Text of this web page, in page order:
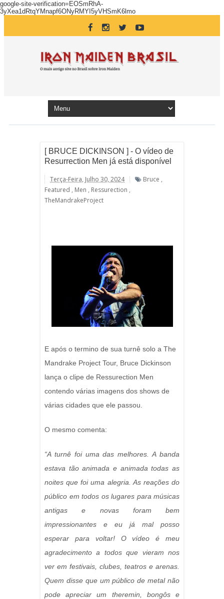
google-site-verification=EOSmRhA-
3yXea1dRtqYMnapf6ONyRMYI5yVHSmK6lmo
[ BRUCE DICKINSON ] - O vídeo de
Resurrection Men já está disponível
Terça-Feira, Julho 30, 2024 Bruce ,
Featured , Men , Ressurection ,
TheMandrakeProject
E após o termino de sua turnê solo a The
Mandrake Project Tour, Bruce Dickinson
lança o clipe de Ressurection Men
contendo várias imagens dos shows de
várias cidades que ele passou.
O mesmo comenta:
“A turnê foi uma das melhores. A banda
estava tão animada e animada todas as
noites que foi uma alegria. As reações do
público em todos os lugares para músicas
antigas e novas foram bem
impressionantes e eu já mal posso
esperar para voltar! O vídeo é meu
agradecimento a todos que vieram nos
ver em festivais, clubes, teatros e arenas.
Quem disse que um público de metal não
pode apreciar um theremin, bongôs e